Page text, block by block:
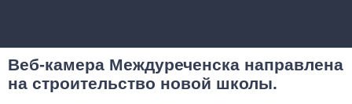
Веб-камера Междуреченска направлена
на строительство новой школы.